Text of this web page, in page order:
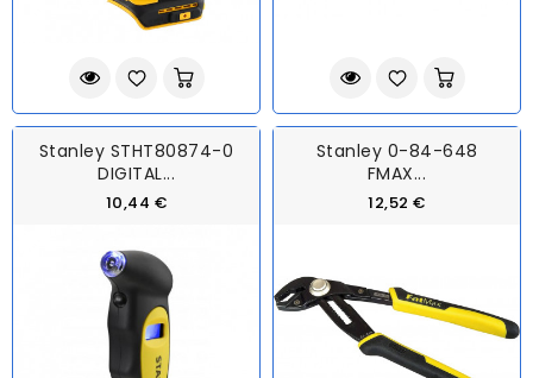
Stanley STHT80874-0
DIGITAL...
10,44 €
Stanley 0-84-648
FMAX...
12,52 €